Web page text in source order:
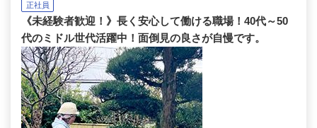
正社員
《未経験者歓迎！》長く安心して働ける職場！40代～50
代のミドル世代活躍中！面倒見の良さが自慢です。